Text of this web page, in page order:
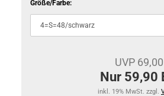
Größe/Farbe:
UVP
Nur 59,90
inkl. 19% MwSt. zzgl.